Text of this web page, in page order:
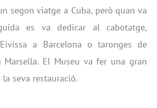
segon viatge a Cuba, però quan va
es va dedicar al cabotatge,
a Barcelona o taronges de
Marsella. El Museu va fer una gran
seva restauració.